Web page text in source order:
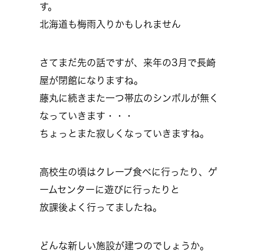
す。
北海道も梅雨入りかもしれません
さてまだ先の話ですが、来年の3月で長崎
屋が閉館になりますね。
藤丸に続きまた一つ帯広のシンボルが無く
なっていきます・・・
ちょっとまた寂しくなっていきますね。
高校生の頃はクレープ食べに行ったり、ゲ
ームセンターに遊びに行ったりと
放課後よく行ってましたね。
どんな新しい施設が建つのでしょうか。